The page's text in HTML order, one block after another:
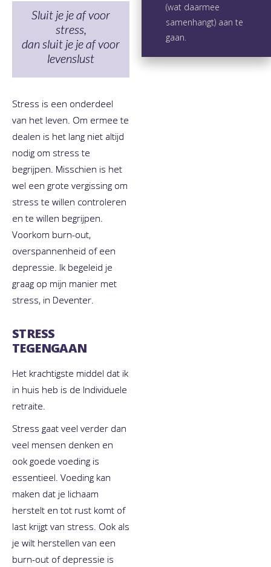
Sluit je je af voor
stress,
dan sluit je je af voor
levenslust
​Stress is een onderdeel
van het leven. Om ermee te
dealen is het lang niet altijd
nodig om stress te
begrijpen. Misschien is het
wel een grote vergissing om
stress te willen controleren
en te willen begrijpen.
Voorkom burn-out,
overspannenheid of een
depressie. Ik begeleid je
graag op mijn manier met
stress, in Deventer.
STRESS
TEGENGAAN
Het krachtigste middel dat ik
in huis heb is de Individuele
retraite.
​Stress gaat veel verder dan
veel mensen denken en
ook goede voeding is
essentieel. Voeding kan
maken dat je lichaam
herstelt en tot rust komt of
last krijgt van stress. Ook als
je wilt herstellen van een
burn-out of depressie is
(wat daarmee
samenhangt) aan te
gaan.